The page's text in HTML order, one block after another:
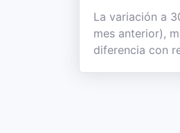
La variación a
mes anterior),
diferencia con